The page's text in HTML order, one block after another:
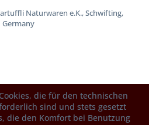
Naturwaren e.K., Schwifting,
Germany
die für den technischen
sind und stets gesetzt
die den Komfort bei Benutzung